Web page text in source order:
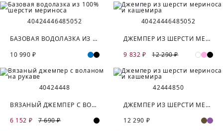
40424446485052
БАЗОВАЯ ВОДОЛАЗКА ИЗ 100% ШЕРСТИ МЕРИНОСА
10 990 ₽
40424446485052
ДЖЕМПЕР ИЗ ШЕРСТИ МЕРИНОСА И КАШЕМИРА
9 832 ₽
12 290 ₽
40424448
ВЯЗАНЫЙ ДЖЕМПЕР С ВОЛАНОМ НА РУКАВЕ
6 152 ₽
7 690 ₽
42444850
ДЖЕМПЕР ИЗ ШЕРСТИ МЕРИНОСА И КАШЕМИРА
12 290 ₽